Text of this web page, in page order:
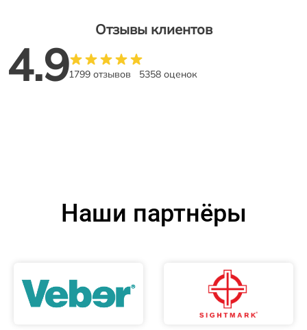
Отзывы клиентов
4.91799 отзывов 5358 оценок
Наши партнёры